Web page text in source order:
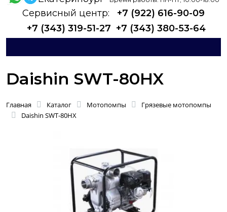
Сервисный центр:
+7 (922) 616-90-09
+7 (343) 319-51-27 +7 (343) 380-53-64
Daishin SWT-80HX
Главная Каталог Мотопомпы
Грязевые мотопомпы
Daishin SWT-80HX